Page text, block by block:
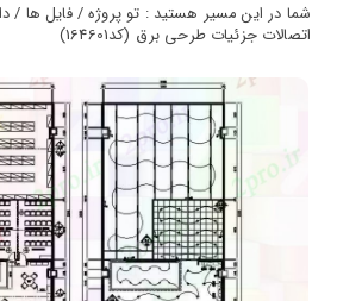
شما در این مسیر هستید : تو پروژه / فایل ها /
اتصالات جزئیات طرحی برق (کد164601)